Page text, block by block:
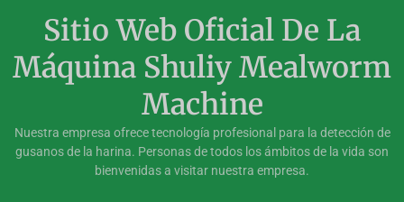
Sitio Web Oficial De La
Máquina Shuliy Mealworm
Machine
Nuestra empresa ofrece tecnología profesional para la detección de
gusanos de la harina. Personas de todos los ámbitos de la vida son
bienvenidas a visitar nuestra empresa.